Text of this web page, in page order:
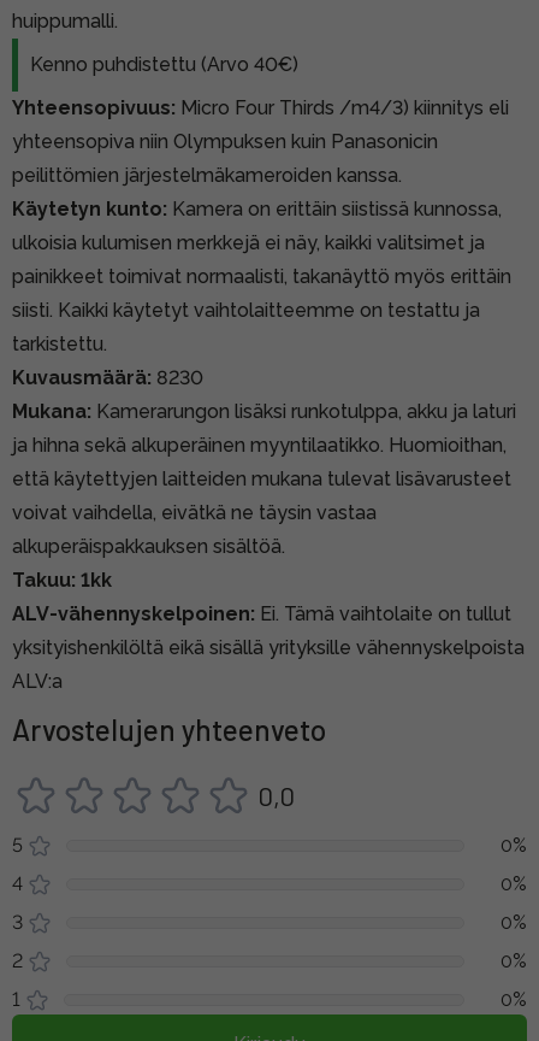
huippumalli.
Kenno puhdistettu (Arvo 40€)
Yhteensopivuus: Micro Four Thirds /m4/3) kiinnitys eli
yhteensopiva niin Olympuksen kuin Panasonicin
peilittömien järjestelmäkameroiden kanssa.
Käytetyn kunto: Kamera on erittäin siistissä kunnossa,
ulkoisia kulumisen merkkejä ei näy, kaikki valitsimet ja
painikkeet toimivat normaalisti, takanäyttö myös erittäin
siisti. Kaikki käytetyt vaihtolaitteemme on testattu ja
tarkistettu.
Kuvausmäärä: 8230
Mukana: Kamerarungon lisäksi runkotulppa, akku ja laturi
ja hihna sekä alkuperäinen myyntilaatikko. Huomioithan,
että käytettyjen laitteiden mukana tulevat lisävarusteet
voivat vaihdella, eivätkä ne täysin vastaa
alkuperäispakkauksen sisältöä.
Takuu: 1kk
ALV-vähennyskelpoinen: Ei. Tämä vaihtolaite on tullut
yksityishenkilöltä eikä sisällä yrityksille vähennyskelpoista
ALV:a
Arvostelujen yhteenveto
0,0
5
0%
4
0%
3
0%
2
0%
1
0%